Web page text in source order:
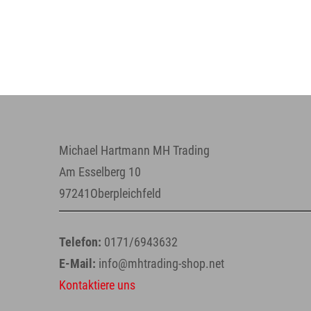
Michael Hartmann MH Trading
Am Esselberg 10
97241Oberpleichfeld
Telefon: 0171/6943632
E-Mail: info@mhtrading-shop.net
Kontaktiere uns